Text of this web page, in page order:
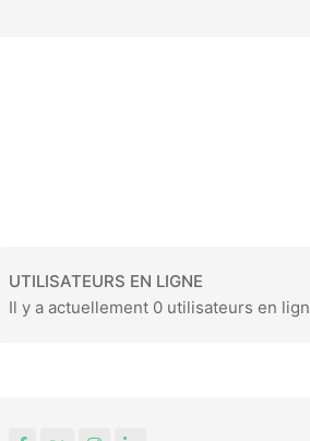
UTILISATEURS EN LIGNE
Il y a actuellement 0 utilisateurs en